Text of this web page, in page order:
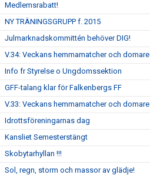
Medlemsrabatt!
NY TRÄNINGSGRUPP f. 2015
Julmarknadskommittén behöver DIG!
V.34: Veckans hemmamatcher och domare
Info fr Styrelse o Ungdomssektion
GFF-talang klar för Falkenbergs FF
V.33: Veckans hemmamatcher och domare
Idrottsföreningarnas dag
Kansliet Semesterstängt
Skobytarhyllan !!!
Sol, regn, storm och massor av glädje!